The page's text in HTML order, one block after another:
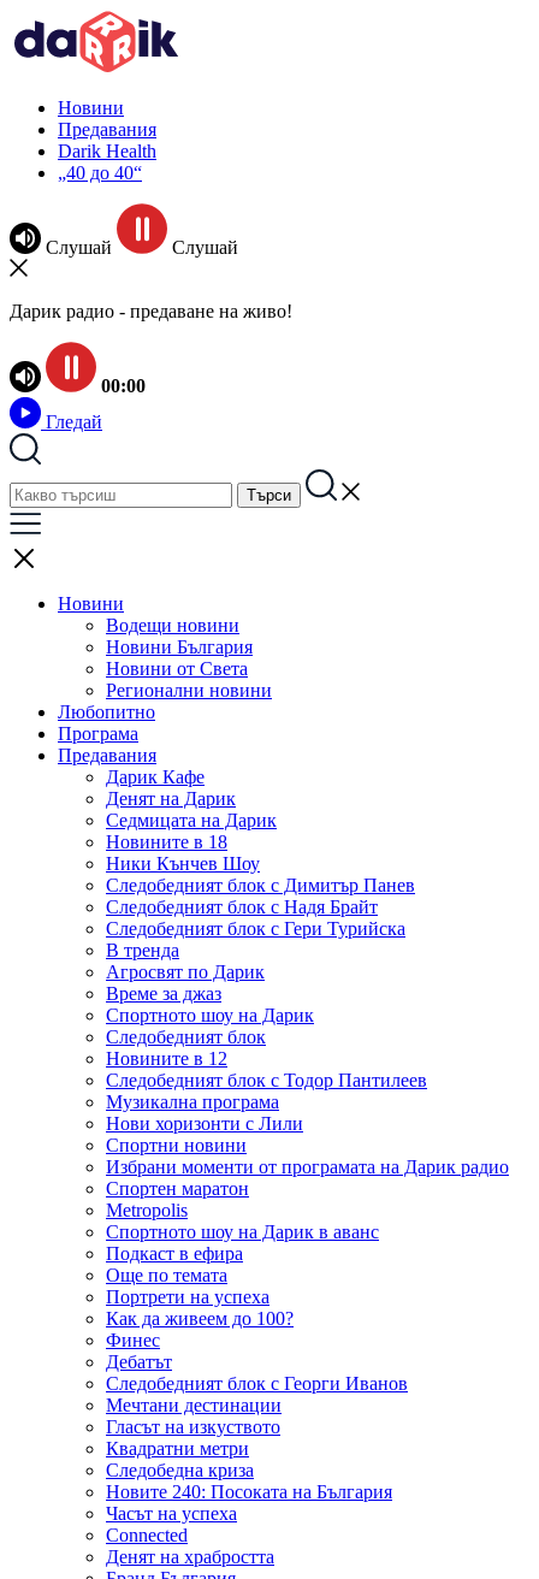
Новини
Предавания
Darik Health
„40 до 40“
Слушай Слушай
Дарик радио - предаване на живо!
00:00
Гледай
Новини
Водещи новини
Новини България
Новини от Света
Регионални новини
Любопитно
Програма
Предавания
Дарик Кафе
Денят на Дарик
Седмицата на Дарик
Новините в 18
Ники Кънчев Шоу
Следобедният блок с Димитър Панев
Следобедният блок с Надя Брайт
Следобедният блок с Гери Турийска
В тренда
Агросвят по Дарик
Време за джаз
Спортното шоу на Дарик
Следобедният блок
Новините в 12
Следобедният блок с Тодор Пантилеев
Музикална програма
Нови хоризонти с Лили
Спортни новини
Избрани моменти от програмата на Дарик радио
Спортен маратон
Metropolis
Спортното шоу на Дарик в аванс
Подкаст в ефира
Още по темата
Портрети на успеха
Как да живеем до 100?
Финес
Дебатът
Следобедният блок с Георги Иванов
Мечтани дестинации
Гласът на изкуството
Квадратни метри
Следобедна криза
Новите 240: Посоката на България
Часът на успеха
Connected
Денят на храбростта